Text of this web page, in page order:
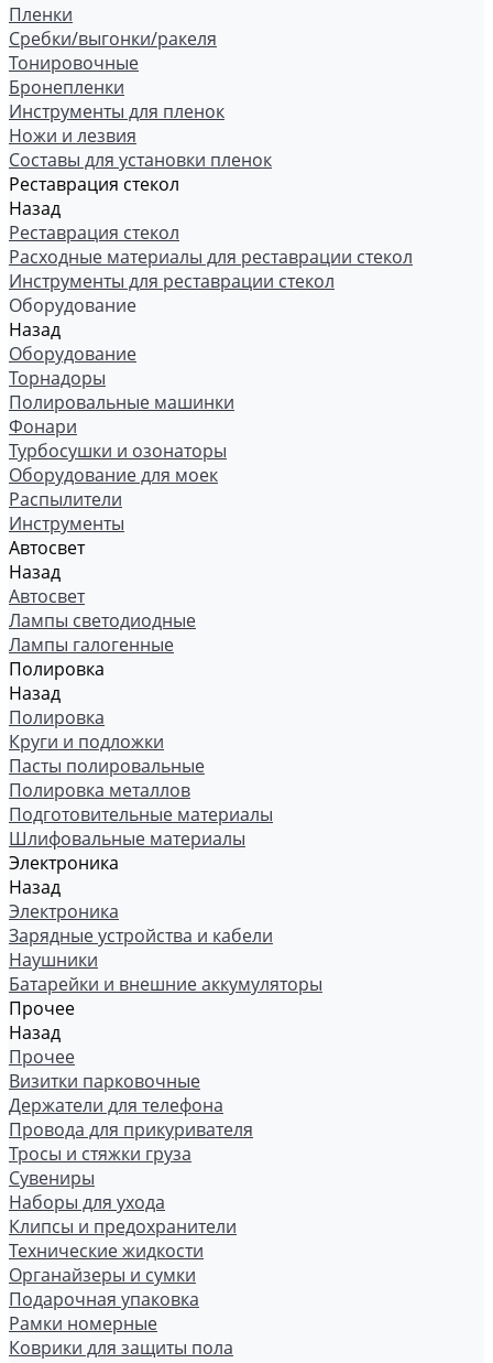
Пленки
Сребки/выгонки/ракеля
Тонировочные
Бронепленки
Инструменты для пленок
Ножи и лезвия
Составы для установки пленок
Реставрация стекол
Назад
Реставрация стекол
Расходные материалы для реставрации стекол
Инструменты для реставрации стекол
Оборудование
Назад
Оборудование
Торнадоры
Полировальные машинки
Фонари
Турбосушки и озонаторы
Оборудование для моек
Распылители
Инструменты
Автосвет
Назад
Автосвет
Лампы светодиодные
Лампы галогенные
Полировка
Назад
Полировка
Круги и подложки
Пасты полировальные
Полировка металлов
Подготовительные материалы
Шлифовальные материалы
Электроника
Назад
Электроника
Зарядные устройства и кабели
Наушники
Батарейки и внешние аккумуляторы
Прочее
Назад
Прочее
Визитки парковочные
Держатели для телефона
Провода для прикуривателя
Тросы и стяжки груза
Сувениры
Наборы для ухода
Клипсы и предохранители
Технические жидкости
Органайзеры и сумки
Подарочная упаковка
Рамки номерные
Коврики для защиты пола